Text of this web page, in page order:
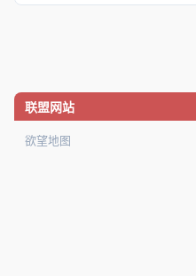
联盟网站
欲望地图